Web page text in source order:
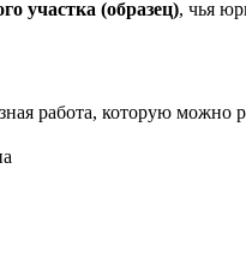
участка (образец), чья
работа, которую можно